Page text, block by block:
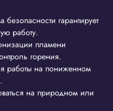
безопасности гарантирует
работу.
пламени
горения.
работы на пониженном
на природном или